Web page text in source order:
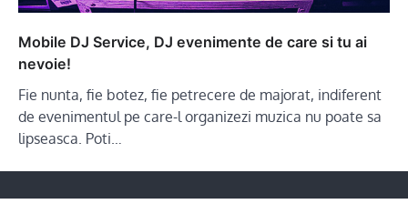
Mobile DJ Service, DJ evenimente de care si tu ai
nevoie!
Fie nunta, fie botez, fie petrecere de majorat, indiferent
de evenimentul pe care-l organizezi muzica nu poate sa
lipseasca. Poti…